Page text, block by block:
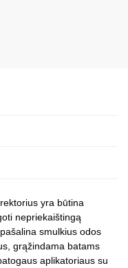
yra būtina
nepriekaištingą
smulkius odos
grąžindama batams
aplikatoriaus su